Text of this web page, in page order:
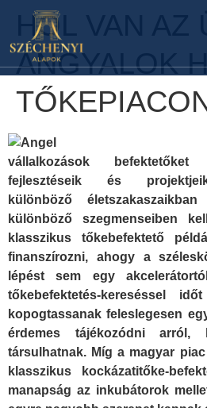
HOL VAN AZ
ANGYALOK
vállalkozások
fejlesztéseik és
különböző
különböző szegmenseiben
klasszikus tőkebefektető
finanszírozni, ahogy a
lépést sem egy
tőkebefektetés-kereséssel
kopogtassanak feleslegesen
érdemes tájékozódni arról,
társulhatnak. Míg a magyar
klasszikus kockázatitőke-
manapság az inkubátorok